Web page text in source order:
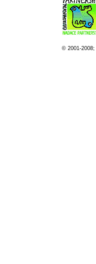
© 2001-2008;